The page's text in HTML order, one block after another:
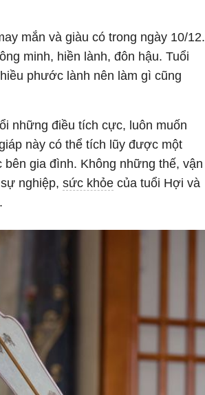
mắn và giàu có trong ngày 10/12.
minh, hiền lành, đôn hậu. Tuổi
phước lành nên làm gì cũng
những điều tích cực, luôn muốn
này có thể tích lũy được một
gia đình. Không những thế, vận
nghiệp, sức khỏe của tuổi Hợi và